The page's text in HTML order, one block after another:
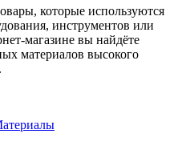
которые используются
инструментов или
магазине вы найдёте
материалов высокого